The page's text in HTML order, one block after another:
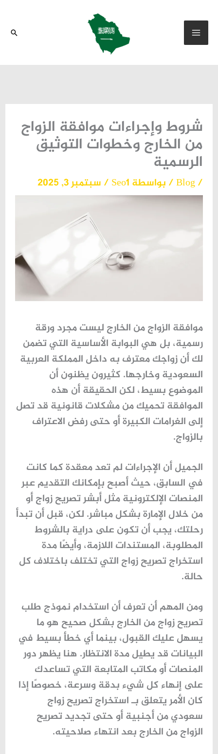
إلى
المحتوى
البحث
شروط وإجراءات موافقة الزواج
من الخارج وخطوات التوثيق
الرسمية
/
Blog/ بواسطة Seo1
/ سبتمبر 3, 2025
موافقة الزواج من الخارج ليست مجرد ورقة
رسمية، بل هي البوابة الأساسية التي تضمن
لك أن زواجك معترف به داخل المملكة العربية
السعودية وخارجها. كثيرون يظنون أن
الموضوع بسيط، لكن الحقيقة أن هذه
الموافقة تحميك من مشكلات قانونية قد تصل
إلى الغرامات الكبيرة أو حتى رفض الاعتراف
بالزواج.
الجميل أن الإجراءات لم تعد معقدة كما كانت
في السابق، حيث أصبح بإمكانك التقديم عبر
المنصات الإلكترونية مثلأبشر تصريح زواجأو
من خلال الإمارة بشكل مباشر. لكن، قبل أن تبدأ
رحلتك، يجب أن تكون على دراية بالشروط
المطلوبة، المستندات اللازمة، وأيضًامدة
استخراج تصريح زواج التي تختلف باختلاف كل
حالة.
ومن المهم أن تعرف أن استخدام نموذج طلب
تصريح زواج من الخارج بشكل صحيح هو ما
يسهل عليك القبول، بينما أي خطأ بسيط في
البيانات قد يطيل مدة الانتظار. هنا يظهر دور
المنصات أو مكاتب المتابعة التي تساعدك
على إنهاء كل شيء بدقة وسرعة، خصوصًا إذا
كان الأمر يتعلق بـ استخراج تصريح زواج
سعودي من أجنبية أو حتى تجديد تصريح
الزواج من الخارج بعد انتهاء صلاحيته.